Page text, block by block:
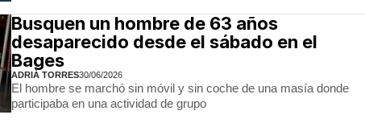
Busquen un hombre de 63 años
desaparecido desde el sábado en el
Bages
ADRIÀ TORRES30/06/2026
El hombre se marchó sin móvil y sin coche de una masía donde
participaba en una actividad de grupo